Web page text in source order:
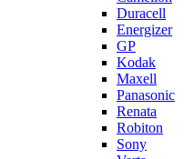
Duracell
Energizer
GP
Kodak
Maxell
Panasonic
Renata
Robiton
Sony